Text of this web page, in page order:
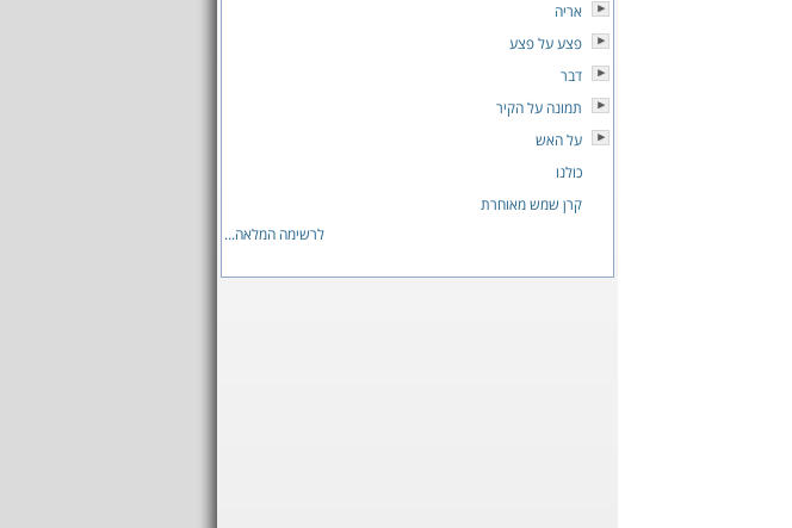
אריה
פצע על פצע
דבר
תמונה על הקיר
על האש
כולנו
קרן שמש מאוחרת
לרשימה המלאה...